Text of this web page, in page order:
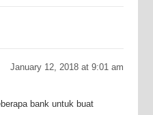
January 12, 2018 at 9:01 am
bank untuk buat